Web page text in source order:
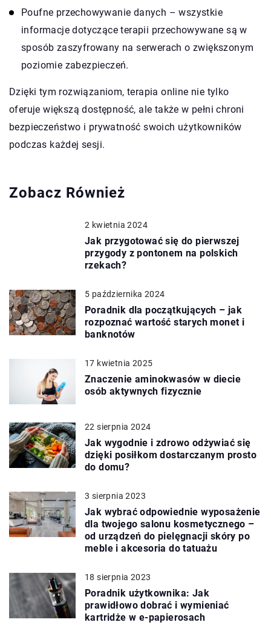
Poufne przechowywanie danych – wszystkie
informacje dotyczące terapii przechowywane są w
sposób zaszyfrowany na serwerach o zwiększonym
poziomie zabezpieczeń.
Dzięki tym rozwiązaniom, terapia online nie tylko
oferuje większą dostępność, ale także w pełni chroni
bezpieczeństwo i prywatność swoich użytkowników
podczas każdej sesji.
Zobacz Również
2 kwietnia 2024
Jak przygotować się do pierwszej
przygody z pontonem na polskich
rzekach?
5 października 2024
Poradnik dla początkujących – jak
rozpoznać wartość starych monet i
banknotów
17 kwietnia 2025
Znaczenie aminokwasów w diecie
osób aktywnych fizycznie
22 sierpnia 2024
Jak wygodnie i zdrowo odżywiać się
dzięki posiłkom dostarczanym prosto
do domu?
3 sierpnia 2023
Jak wybrać odpowiednie wyposażenie
dla twojego salonu kosmetycznego –
od urządzeń do pielęgnacji skóry po
meble i akcesoria do tatuażu
18 sierpnia 2023
Poradnik użytkownika: Jak
prawidłowo dobrać i wymieniać
kartridże w e-papierosach